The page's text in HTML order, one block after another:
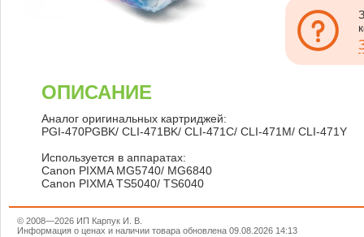
ОПИСАНИЕ
Аналог оригинальных картриджей:
PGI-470PGBK/ CLI-471BK/ CLI-471C/ CLI-471M/ CLI-471Y
Используется в аппаратах:
Canon PIXMA MG5740/ MG6840
Canon PIXMA TS5040/ TS6040
© 2008—2026 ИП Карпук И. В.
Информация о ценах и наличии товара обновлена 09.08.2026 14:13